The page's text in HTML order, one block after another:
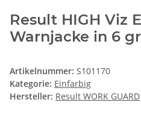
Result HIGH Viz
Warnjacke in 6
Artikelnummer: S101170
Kategorie: Einfarbig
Hersteller: Result WORK GUARD